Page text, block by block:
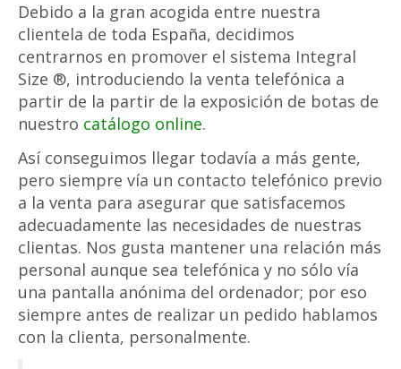
Debido a la gran acogida entre nuestra
clientela de toda España, decidimos
centrarnos en promover el sistema Integral
Size ®, introduciendo la venta telefónica a
partir de la partir de la exposición de botas de
nuestro catálogo online.
Así conseguimos llegar todavía a más gente,
pero siempre vía un contacto telefónico previo
a la venta para asegurar que satisfacemos
adecuadamente las necesidades de nuestras
clientas. Nos gusta mantener una relación más
personal aunque sea telefónica y no sólo vía
una pantalla anónima del ordenador; por eso
siempre antes de realizar un pedido hablamos
con la clienta, personalmente.